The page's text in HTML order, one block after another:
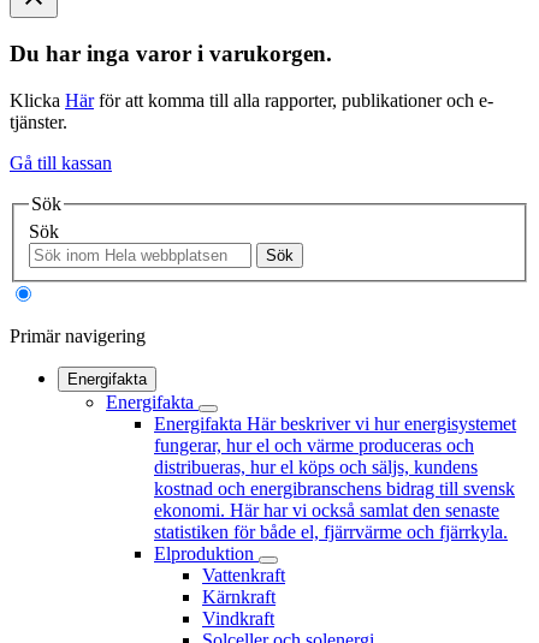
Du har inga varor i varukorgen.
Klicka Härför att komma till alla rapporter, publikationer och e-
tjänster.
Gå till kassan
Sök
Sök
Sök
Primär navigering
Energifakta
Energifakta
Energifakta Här beskriver vi hur energisystemet
fungerar, hur el och värme produceras och
distribueras, hur el köps och säljs, kundens
kostnad och energibranschens bidrag till svensk
ekonomi. Här har vi också samlat den senaste
statistiken för både el, fjärrvärme och fjärrkyla.
Elproduktion
Vattenkraft
Kärnkraft
Vindkraft